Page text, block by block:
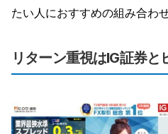
たい人におすすめの組み合わせ
リターン重視はIG証券と